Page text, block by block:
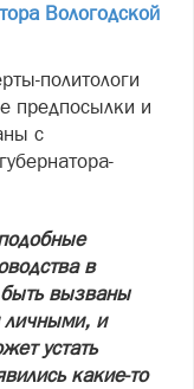
Вологодской
политологи
предпосылки и
с
в
быть вызваны
и
устать
какие-то